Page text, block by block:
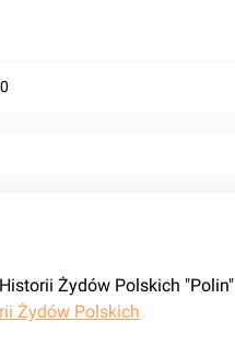
0
Żydów Polskich "Polin"
Żydów Polskich